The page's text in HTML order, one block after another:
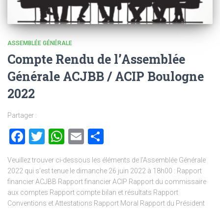
ASSEMBLÉE GÉNÉRALE
Compte Rendu de l’Assemblée
Générale ACJBB / ACIP Boulogne
2022
Partager :
Facebook
Twitter
WhatsApp
Email
Veuillez trouver ci-dessous les éléments de l’Assemblée Générale
2022 qui s’est tenue le dimanche 26 juin 2022 à 18h00 : Rapport
financier ACJBB Rapport financier ACIP Rapport du commissaire
aux comptes Rapport compte bilan et résultats Rapport
Conventions et Attestations Rapport Moral Rapport du Président